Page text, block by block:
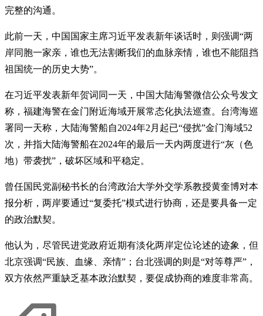
完整的沟通。
此前一天，中国国家主席习近平发表新年谈话时，则强调“两
岸同胞一家亲，谁也无法割断我们的血脉亲情，谁也不能阻挡
祖国统一的历史大势”。
在习近平发表新年贺词同一天，中国大陆海警微信公众号发文
称，福建海警在金门附近海域开展常态化执法巡查。台湾海巡
署同一天称，大陆海警船自2024年2月起已“侵扰”金门海域52
次，并指大陆海警船在2024年的最后一天内两度进行“灰（色
地）带袭扰”，破坏区域和平稳定。
曾任国民党副秘书长的台湾政治大学外交学系教授黄奎博对本
报分析，两岸要通过“复委托”模式进行协商，还是要具备一定
的政治默契。
他认为，尽管民进党政府近期有淡化两岸定位论述的迹象，但
北京强调“民族、血缘、亲情”；台北强调的则是“对等尊严”，
双方依然严重缺乏基本政治默契，要促成协商的难度非常高。